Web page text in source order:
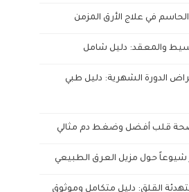
في علاج الأرق المزمن
والمعقد: دليل شامل
الدورة الشهرية: دليل طبي
قلب أفضل وضغط دم مثالي
شيوعاً حول مزيل العرق الطبيعي
القلق: دليل متكامل وموثوق